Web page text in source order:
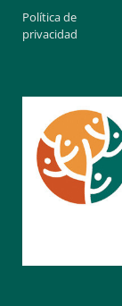
Política de
privacidad